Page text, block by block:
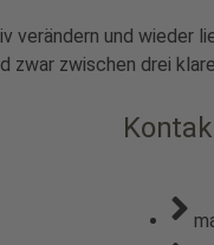
und wieder
zwischen drei